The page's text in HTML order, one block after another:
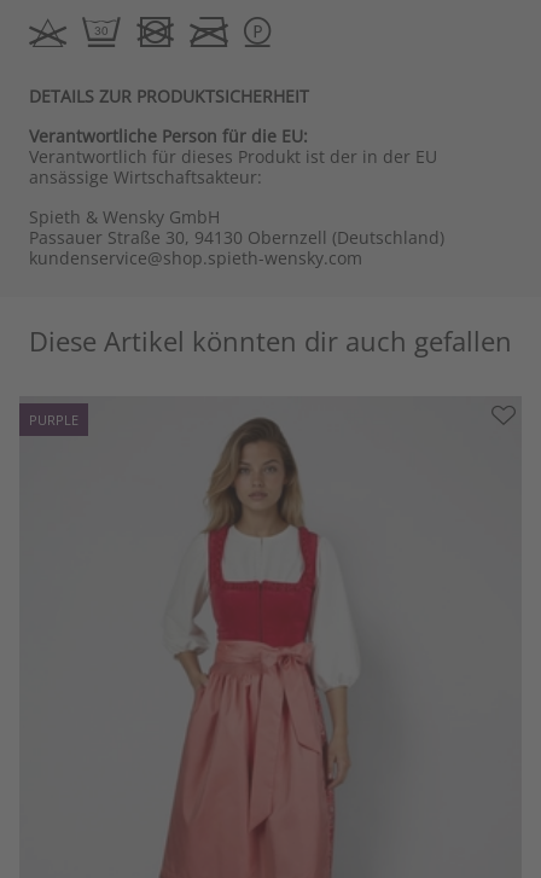
DETAILS ZUR PRODUKTSICHERHEIT
Verantwortliche Person für die EU:
Verantwortlich für dieses Produkt ist der in der EU
ansässige Wirtschaftsakteur:
Spieth & Wensky GmbH
Passauer Straße 30, 94130 Obernzell (Deutschland)
kundenservice@shop.spieth-wensky.com
Diese Artikel könnten dir auch gefallen
PURPLE